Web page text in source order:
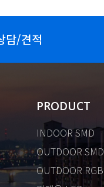
담/견적
PRODUCT
INDOOR SMD
OUTDOOR SMD
OUTDOOR RGB